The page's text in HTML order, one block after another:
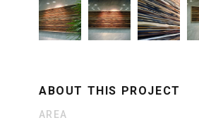
ABOUT THIS PROJECT
AREA